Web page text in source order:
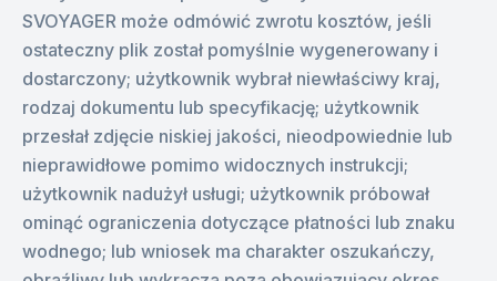
SVOYAGER może odmówić zwrotu kosztów, jeśli
ostateczny plik został pomyślnie wygenerowany i
dostarczony; użytkownik wybrał niewłaściwy kraj,
rodzaj dokumentu lub specyfikację; użytkownik
przesłał zdjęcie niskiej jakości, nieodpowiednie lub
nieprawidłowe pomimo widocznych instrukcji;
użytkownik nadużył usługi; użytkownik próbował
ominąć ograniczenia dotyczące płatności lub znaku
wodnego; lub wniosek ma charakter oszukańczy,